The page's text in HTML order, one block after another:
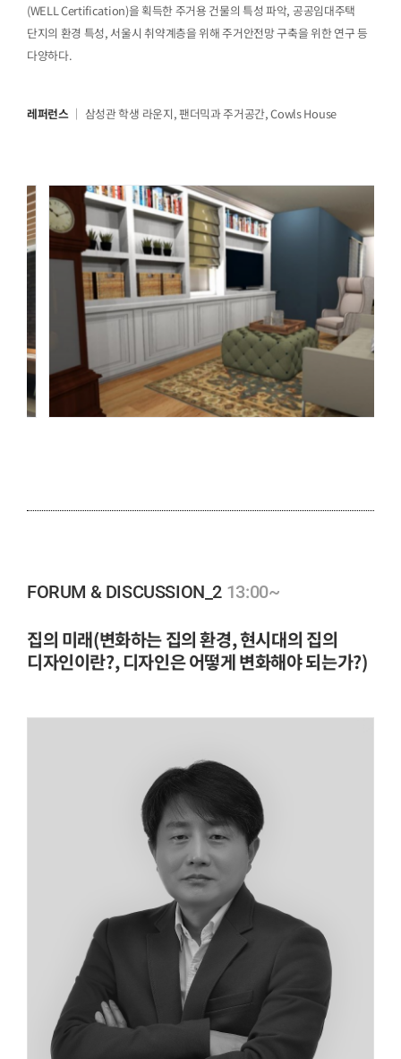
(WELL Certification)을 획득한 주거용 건물의 특성 파악, 공공임대주택
단지의 환경 특성, 서울시 취약계층을 위해 주거안전망 구축을 위한 연구 등
다양하다.
레퍼런스 ｜ 삼성관 학생 라운지, 팬더믹과 주거공간, Cowls House
FORUM & DISCUSSION_2 13:00~
집의 미래(변화하는 집의 환경, 현시대의 집의
디자인이란?, 디자인은 어떻게 변화해야 되는가?)